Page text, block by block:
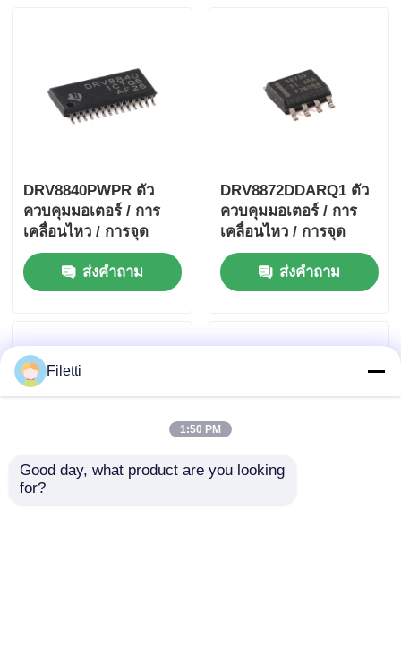
DRV8840PWPR ตัว
ควบคุมมอเตอร์ / การ
เคลื่อนไหว / การจุด
ระเบิด และไดรเวอร์ 5A
สำหรับมอเตอร์ DC แบบ
มีแปรงถ่าน
ส่งคำถาม
DRV8872DDARQ1 ตัว
ควบคุมมอเตอร์ / การ
เคลื่อนไหว / การจุด
ระเบิด และไดรเวอร์
มอเตอร์ DC แบบแปรง
3.6A พร้อมรายงานข้อ
ส่งคำถาม
Filetti
1:50 PM
Good day, what product are you looking
for?